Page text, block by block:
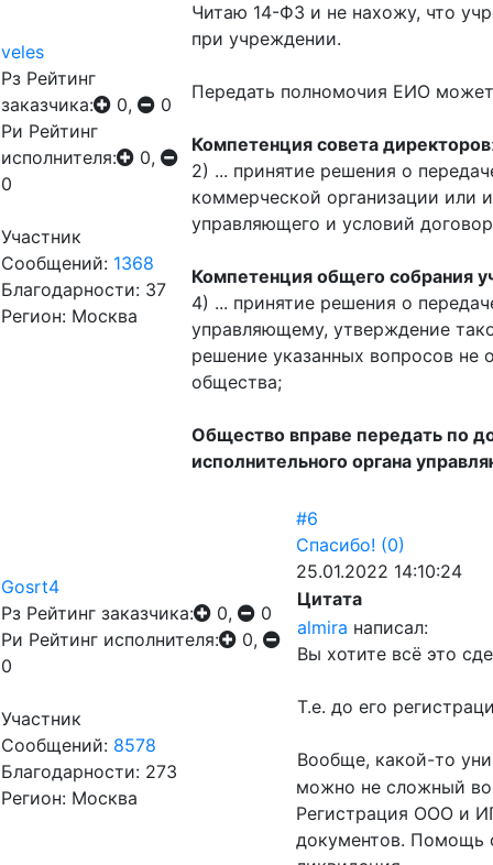
veles
Рз Рейтинг
заказчика:
0,
0
Ри Рейтинг
исполнителя:
0,
0
Участник
Сообщений: 1368
Благодарности: 37
Регион: Москва
Читаю 14-ФЗ и не нахожу, что
при учреждении.
Передать полномочия ЕИО
Компетенция совета директоров
2) ... принятие решения о
коммерческой организации или
управляющего и условий
Компетенция общего собрания
4) ... принятие решения о
управляющему, утверждение
решение указанных вопросов не
общества;
Общество вправе передать по
исполнительного органа
Gosrt4
Рз Рейтинг заказчика: 0,
0
Ри Рейтинг исполнителя:
0,
0
Участник
Сообщений: 8578
Благодарности: 273
Регион: Москва
#6
Спасибо! (0)
25.01.2022 14:10:24
Цитата
almira написал:
Вы хотите всё это
Т.е. до его
Вообще, какой-то
можно не сложный
Регистрация ООО и
документов. Помощь